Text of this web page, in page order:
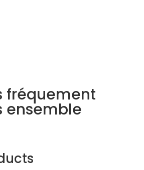
fréquement
ensemble